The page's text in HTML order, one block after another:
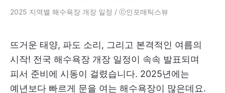
2025 지역별 해수욕장 개장 일정 / ⓒ인포매틱스뷰
뜨거운 태양, 파도 소리, 그리고 본격적인 여름의
시작! 전국 해수욕장 개장 일정이 속속 발표되며
피서 준비에 시동이 걸렸습니다. 2025년에는
예년보다 빠르게 문을 여는 해수욕장이 많은데요.